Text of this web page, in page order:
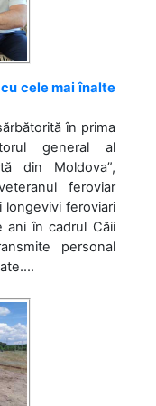
cele mai înalte
în prima
general al
din Moldova”,
feroviar
longevivi feroviari
în cadrul Căii
personal